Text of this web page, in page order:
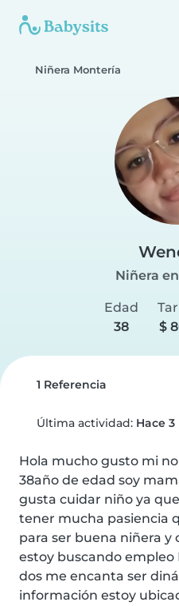
Niñera Montería
Niñera
Edad
38
$
1 Referencia
Última actividad: Hace 3
Hola mucho gusto mi
38año de edad soy
gusta cuidar niño ya
tener mucha pasiencia
para ser buena niñera
estoy buscando empleo
dos me encanta ser
información estoy